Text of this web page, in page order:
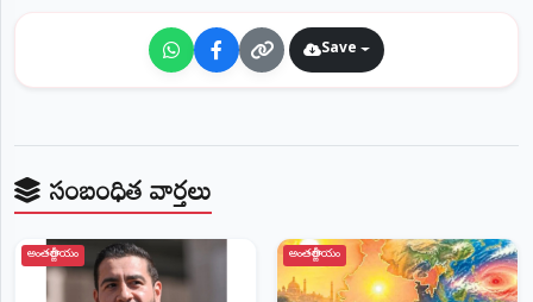
Save
సంబంధిత వార్తలు
అంతర్జాతీయం అంతర్జాతీయం